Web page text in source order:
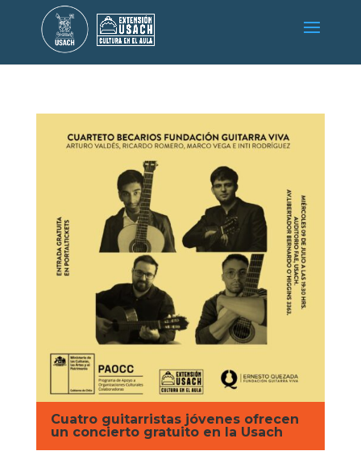
Cuatro guitarristas jóvenes ofrecen
un concierto gratuito en la Usach